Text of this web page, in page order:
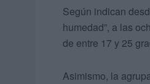
Según indican
humedad”, a las
de entre 17 y 25
Asimismo, la